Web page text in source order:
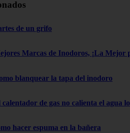
de un grifo
Marcas de Inodoros, ¡La Mejor
blanquear la tapa del inodoro
calentador de gas no calienta el agua
hacer espuma en la bañera